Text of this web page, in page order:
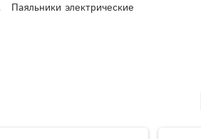
Паяльники электрические